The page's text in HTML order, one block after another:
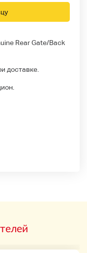
Rear Gate/Back
доставке.
3 часов вечера.
Он может быть